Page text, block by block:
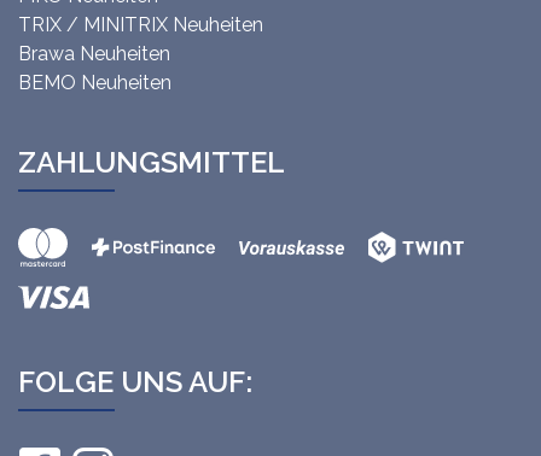
TRIX / MINITRIX Neuheiten
Brawa Neuheiten
BEMO Neuheiten
ZAHLUNGSMITTEL
FOLGE UNS AUF: